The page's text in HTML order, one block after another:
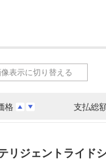
格 支払総
表示に切り替える
リジェントライ